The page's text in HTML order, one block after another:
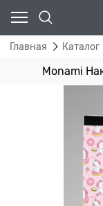
Главная Каталог
Monami